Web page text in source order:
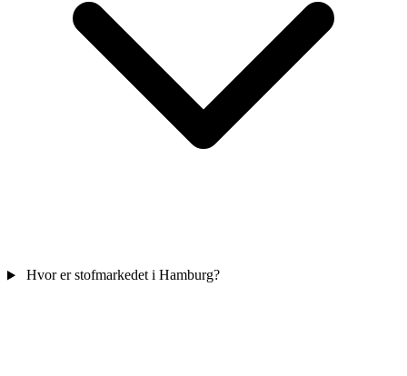
Hvor er stofmarkedet i Hamburg?